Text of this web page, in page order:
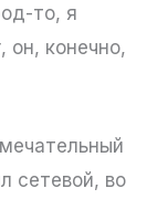
то, я
он, конечно,
сетевой, во